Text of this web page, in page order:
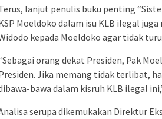
lanjut penulis buku penting
Moeldoko dalam isu KLB ilegal
kepada Moeldoko agar tidak
orang dekat Presiden, Pak
Jika memang tidak terlibat,
bawa dalam kisruh KLB ilegal
serupa dikemukakan Direktur